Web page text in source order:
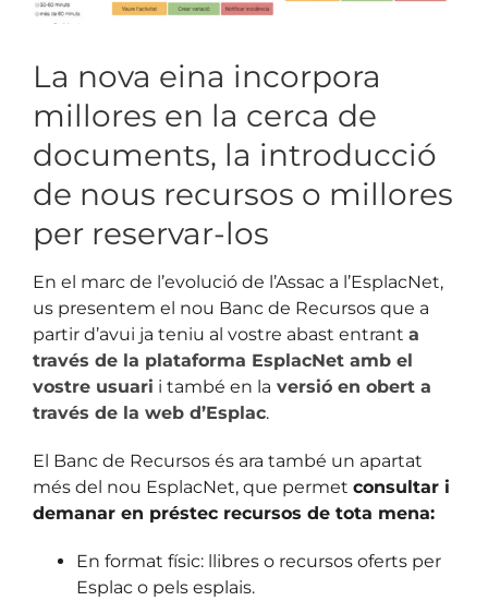
La nova eina incorpora
millores en la cerca de
documents, la introducció
de nous recursos o millores
per reservar-los
En el marc de l’evolució de l’Assac a l’EsplacNet,
us presentem el nou Banc de Recursos que a
partir d’avui ja teniu al vostre abast entrant a
través de la plataforma EsplacNet amb el
vostre usuari i també en la versió en obert a
través de la web d’Esplac.
El Banc de Recursos és ara també un apartat
més del nou EsplacNet, que permet consultar i
demanar en préstec recursos de tota mena:
En format físic: llibres o recursos oferts per
Esplac o pels esplais.